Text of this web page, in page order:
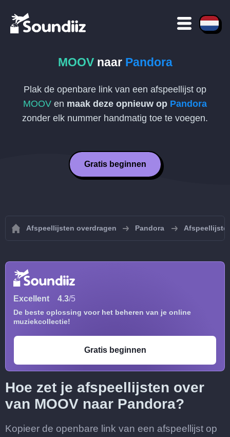
MOOVnaar Pandora
Plak de openbare link van een afspeellijst op
MOOV en maak deze opnieuw op Pandora
zonder elk nummer handmatig toe te voegen.
Gratis beginnen
Afspeellijsten overdragen Pandora
Excellent 4.3/5
De beste oplossing voor het beheren van je online
muziekcollectie!
Gratis beginnen
Hoe zet je afspeellijsten over
van MOOV naar Pandora?
Kopieer de openbare link van een afspeellijst op